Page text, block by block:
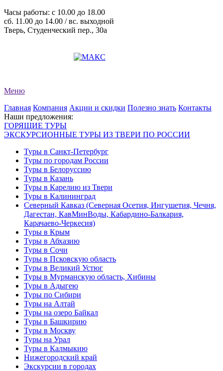
Часы работы: c 10.00 до 18.00
сб. 11.00 до 14.00 / вс. выходной
Тверь, Студенческий пер., 30а
Меню
Главная Компания Акции и скидки Полезно знать Контакты
Наши предложения:
ГОРЯЩИЕ ТУРЫ
ЭКСКУРСИОННЫЕ ТУРЫ ИЗ ТВЕРИ ПО РОССИИ
Туры в Санкт-Петербург
Туры по городам России
Туры в Белоруссию
Туры в Казань
Туры в Карелию из Твери
Туры в Калининград
Северный Кавказ (Северная Осетия, Ингушетия, Чечня,
Дагестан, КавМинВоды, Кабардино-Балкария,
Карачаево-Черкесия)
Туры в Крым
Туры в Абхазию
Туры в Сочи
Туры в Псковскую область
Туры в Великий Устюг
Туры в Мурманскую область, Хибины
Туры в Адыгею
Туры по Сибири
Туры на Алтай
Туры на озеро Байкал
Туры в Башкирию
Туры в Москву
Туры на Урал
Туры в Калмыкию
Нижегородский край
Экскурсии в городах